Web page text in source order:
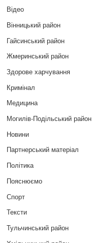
Відео
Вінницький район
Гайсинський район
Жмеринський район
Здорове харчування
Кримінал
Медицина
Могилів-Подільський район
Новини
Партнерський матеріал
Політика
Пояснюємо
Спорт
Тексти
Тульчинський район